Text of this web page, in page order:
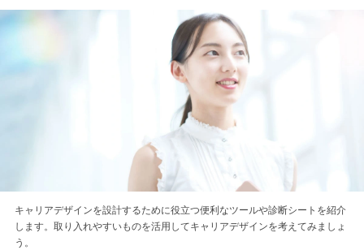
キャリアデザインを設計するために役立つ便利なツールや診断シートを紹介
します。取り入れやすいものを活用してキャリアデザインを考えてみましょ
う。